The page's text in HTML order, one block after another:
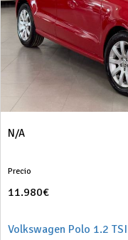
N/A
Precio
11.980€
Volkswagen Polo 1.2